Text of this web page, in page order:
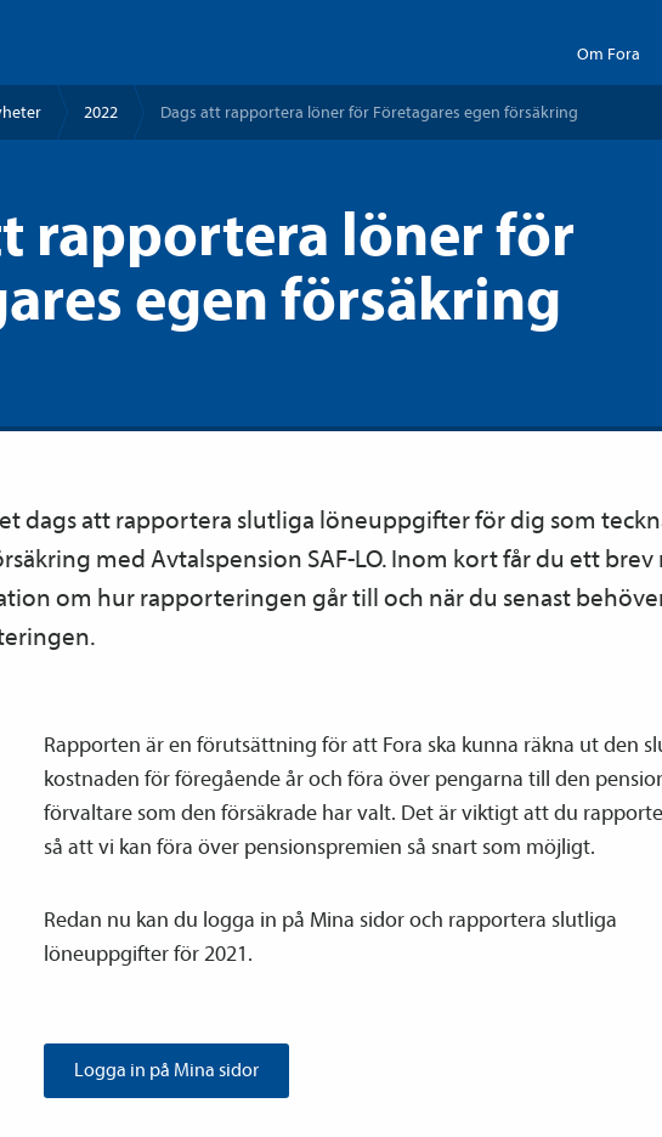
Om Fora
2022 Dags att rapportera löner för Företagares egen försäkring
rapportera löner för
egen försäkring
dags att rapportera slutliga löneuppgifter för dig som
med Avtals­pension SAF-LO. Inom kort får du ett
om hur rapporteringen går till och när du senast
Rapporten är en förutsättning för att Fora ska kunna räkna ut den
kostnaden för föregående år och föra över pengarna till den
förvaltare som den försäkrade har valt. Det är viktigt att du
så att vi kan föra över pensions­premien så snart som möjligt.
Redan nu kan du logga in på Mina sidor och rapportera slutliga
löneuppgifter för 2021.
Logga in på Mina sidor